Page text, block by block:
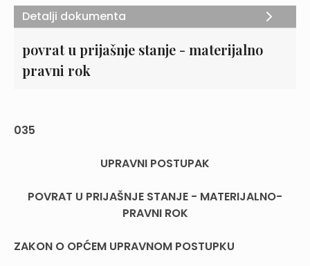
povrat u prijašnje stanje - materijalno
pravni rok
035
UPRAVNI POSTUPAK
POVRAT U PRIJAŠNJE STANJE - MATERIJALNO-
PRAVNI ROK
ZAKON O OPĆEM UPRAVNOM POSTUPKU
Detalji dokumenta